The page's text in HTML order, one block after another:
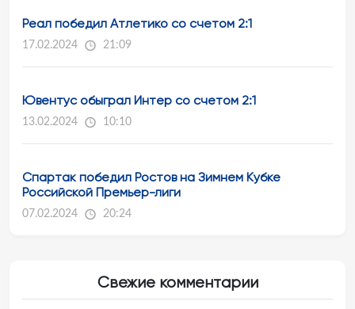
Реал победил Атлетико со счетом 2:1
17.02.2024 21:09
Ювентус обыграл Интер со счетом 2:1
13.02.2024 10:10
Спартак победил Ростов на Зимнем Кубке
Российской Премьер-лиги
07.02.2024 20:24
Свежие комментарии